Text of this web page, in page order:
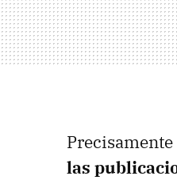
Precisamente
las